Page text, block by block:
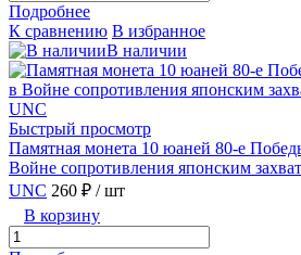
Подробнее
К сравнению В избранное
В наличии
Быстрый просмотр
Памятная монета 10 юаней 80-е
Войне сопротивления японским
UNC 260 ₽ / шт
В корзину